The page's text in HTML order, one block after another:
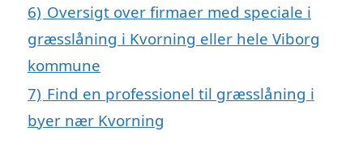
6) Oversigt over firmaer med speciale i
græsslåning i Kvorning eller hele Viborg
kommune
7) Find en professionel til græsslåning i
byer nær Kvorning